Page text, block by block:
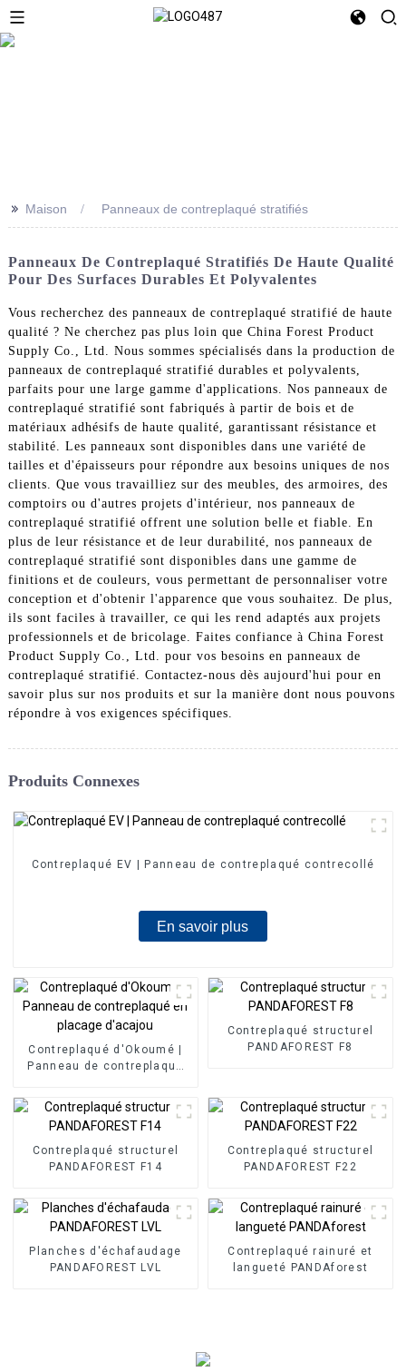
>> Maison Panneaux de contreplaqué stratifiés
Panneaux De Contreplaqué Stratifiés De Haute Qualité
Pour Des Surfaces Durables Et Polyvalentes
Vous recherchez des panneaux de contreplaqué stratifié de haute
qualité ? Ne cherchez pas plus loin que China Forest Product
Supply Co., Ltd. Nous sommes spécialisés dans la production de
panneaux de contreplaqué stratifié durables et polyvalents,
parfaits pour une large gamme d'applications. Nos panneaux de
contreplaqué stratifié sont fabriqués à partir de bois et de
matériaux adhésifs de haute qualité, garantissant résistance et
stabilité. Les panneaux sont disponibles dans une variété de
tailles et d'épaisseurs pour répondre aux besoins uniques de nos
clients. Que vous travailliez sur des meubles, des armoires, des
comptoirs ou d'autres projets d'intérieur, nos panneaux de
contreplaqué stratifié offrent une solution belle et fiable. En
plus de leur résistance et de leur durabilité, nos panneaux de
contreplaqué stratifié sont disponibles dans une gamme de
finitions et de couleurs, vous permettant de personnaliser votre
conception et d'obtenir l'apparence que vous souhaitez. De plus,
ils sont faciles à travailler, ce qui les rend adaptés aux projets
professionnels et de bricolage. Faites confiance à China Forest
Product Supply Co., Ltd. pour vos besoins en panneaux de
contreplaqué stratifié. Contactez-nous dès aujourd'hui pour en
savoir plus sur nos produits et sur la manière dont nous pouvons
répondre à vos exigences spécifiques.
Produits Connexes
Contreplaqué EV | Panneau de contreplaqué contrecollé
En savoir plus
Contreplaqué d'Okoumé |
Panneau de contreplaqué
Contreplaqué structurel
PANDAFOREST F8
Contreplaqué structurel
PANDAFOREST F14
Contreplaqué structurel
PANDAFOREST F22
Planches d'échafaudage
PANDAFOREST LVL
Contreplaqué rainuré et
langueté PANDAforest